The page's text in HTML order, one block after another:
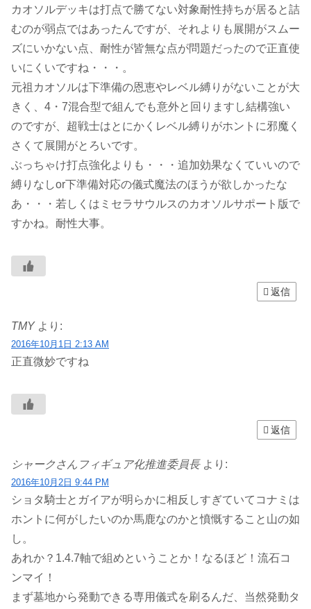
カオソルデッキは打点で勝てない対象耐性持ちが居ると詰
むのが弱点ではあったんですが、それよりも展開がスムー
ズにいかない点、耐性が皆無な点が問題だったので正直使
いにくいですね・・・。
元祖カオソルは下準備の恩恵やレベル縛りがないことが大
きく、4・7混合型で組んでも意外と回りますし結構強い
のですが、超戦士はとにかくレベル縛りがホントに邪魔く
さくて展開がとろいです。
ぶっちゃけ打点強化よりも・・・追加効果なくていいので
縛りなしor下準備対応の儀式魔法のほうが欲しかったな
あ・・・若しくはミセラサウルスのカオソルサポート版で
すかね。耐性大事。
返信
TMY より:
2016年10月1日 2:13 AM
正直微妙ですね
返信
シャークさんフィギュア化推進委員長 より:
2016年10月2日 9:44 PM
ショタ騎士とガイアが明らかに相反しすぎていてコナミは
ホントに何がしたいのか馬鹿なのかと憤慨すること山の如
し。
あれか？1.4.7軸で組めということか！なるほど！流石コ
ンマイ！
まず墓地から発動できる専用儀式を刷るんだ、当然発動タ